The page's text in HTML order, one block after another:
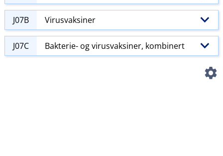
J07B Virusvaksiner
J07C Bakterie- og virusvaksiner, kombinert